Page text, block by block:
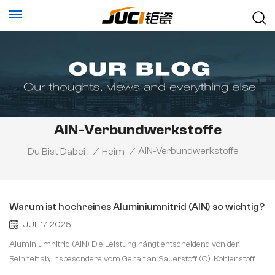
AlN-Verbundwerkstoffe
Du Bist Dabei : / Heim / AlN-Verbundwerkstoffe
Warum ist hochreines Aluminiumnitrid (AlN) so wichtig?
JUL 17, 2025
Aluminiumnitrid (AlN) Die Leistung hängt entscheidend von der
Reinheit ab, insbesondere vom Gehalt an Sauerstoff (O), Kohlenstoff